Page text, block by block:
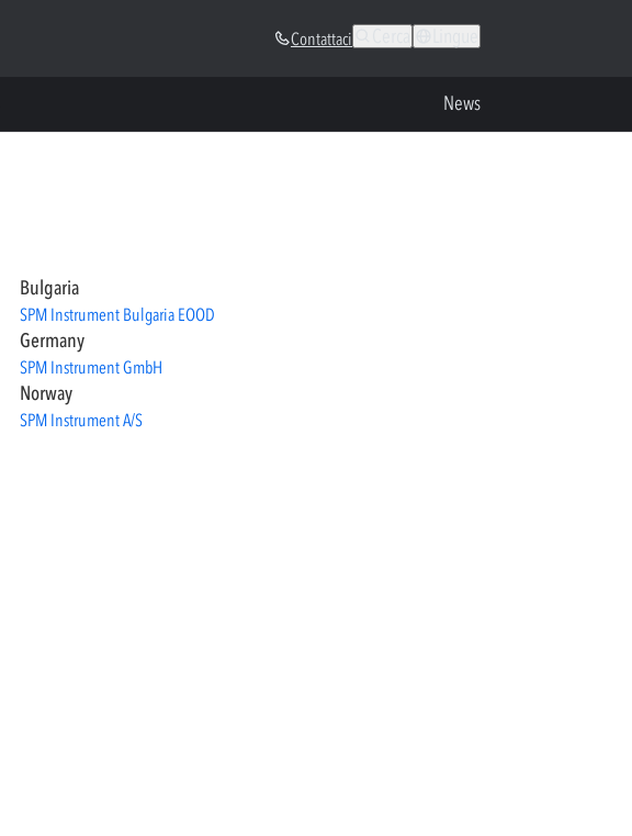
Contattaci
News
Bulgaria
SPM Instrument Bulgaria EOOD
Germany
SPM Instrument GmbH
Norway
SPM Instrument A/S